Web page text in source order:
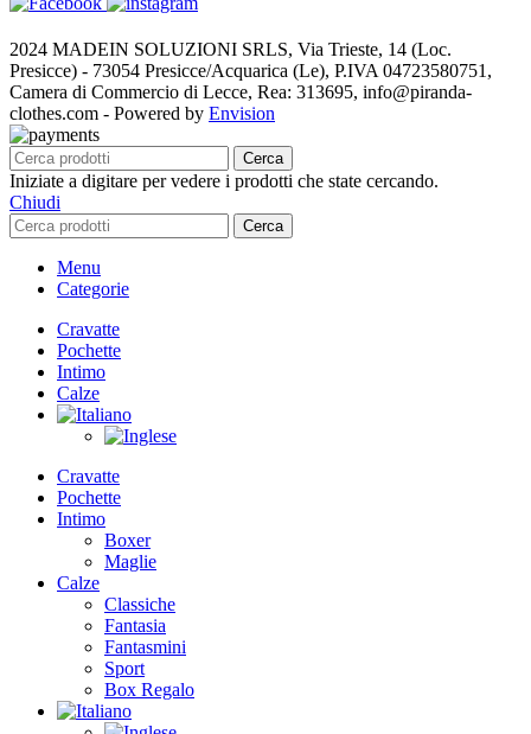
2024 MADEIN SOLUZIONI SRLS, Via Trieste, 14 (Loc.
Presicce) - 73054 Presicce/Acquarica (Le), P.IVA 04723580751,
Camera di Commercio di Lecce, Rea: 313695, info@piranda-
clothes.com - Powered by Envision
Cerca
Iniziate a digitare per vedere i prodotti che state cercando.
Chiudi
Cerca
Menu
Categorie
Cravatte
Pochette
Intimo
Calze
Cravatte
Pochette
Intimo
Boxer
Maglie
Calze
Classiche
Fantasia
Fantasmini
Sport
Box Regalo